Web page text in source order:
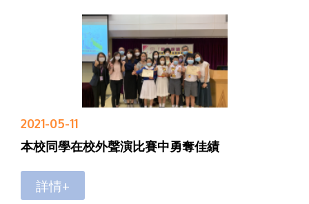
2021-05-11
本校同學在校外聲演比賽中勇奪佳績
詳情+